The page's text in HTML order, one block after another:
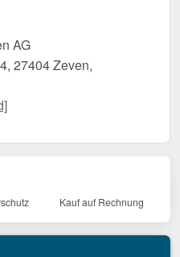
AG
27404 Zeven,
Kauf auf Rechnung